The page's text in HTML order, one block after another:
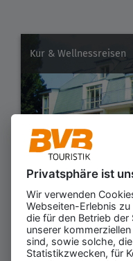
Kur & Wellnessreisen
SWINEMÜNDE
VILLA
Privatsphäre ist
Wir verwenden
Webseiten-Erlebnis
die für den Betrieb der
unserer
sind, sowie solche,
Statistikzwecken, für